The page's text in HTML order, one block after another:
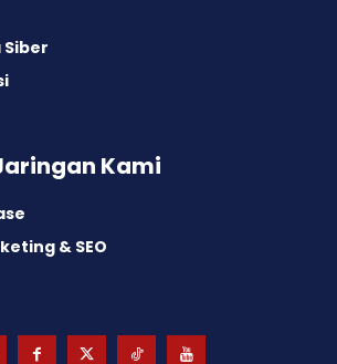
Siber
Kami
& SEO